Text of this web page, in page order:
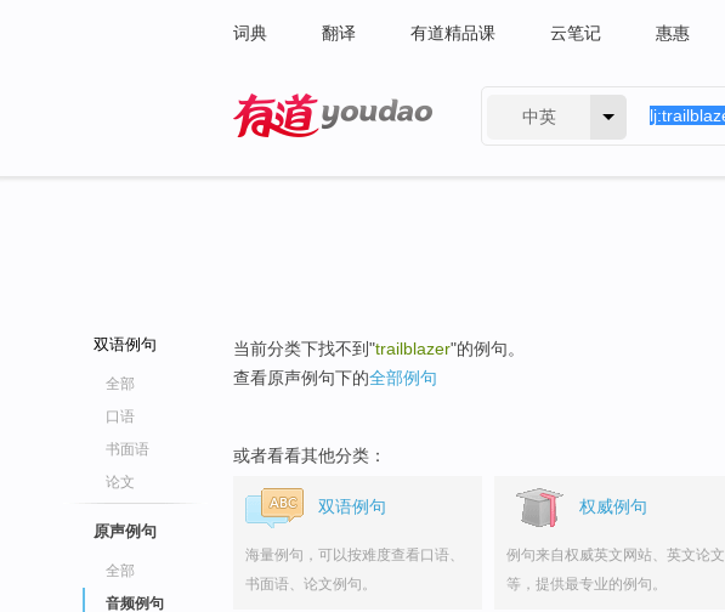
词典 翻译 有道精品课 云笔记 惠惠
中英
双语例句
全部
口语
书面语
论文
原声例句
全部
音频例句
当前分类下找不到"trailblazer"的例句。
查看原声例句下的全部例句
或者看看其他分类：
双语例句
海量例句，可以按难度查看口语、
书面语、论文例句。
权威例句
例句来自权威英文网站、英文论文
等，提供最专业的例句。